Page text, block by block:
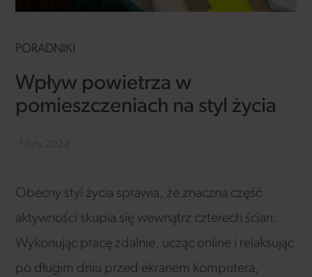
PORADNIKI
Wpływ powietrza w
pomieszczeniach na styl życia
Obecny styl życia sprawia, że znaczna część
aktywności skupia się wewnątrz czterech ścian.
Wykonując pracę zdalnie, ucząc online i relaksując
po długim dniu przed ekranem komputera,